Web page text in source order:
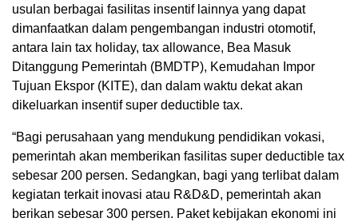
usulan berbagai fasilitas insentif lainnya yang dapat
dimanfaatkan dalam pengembangan industri otomotif,
antara lain tax holiday, tax allowance, Bea Masuk
Ditanggung Pemerintah (BMDTP), Kemudahan Impor
Tujuan Ekspor (KITE), dan dalam waktu dekat akan
dikeluarkan insentif super deductible tax.
“Bagi perusahaan yang mendukung pendidikan vokasi,
pemerintah akan memberikan fasilitas super deductible tax
sebesar 200 persen. Sedangkan, bagi yang terlibat dalam
kegiatan terkait inovasi atau R&D&D, pemerintah akan
berikan sebesar 300 persen. Paket kebijakan ekonomi ini